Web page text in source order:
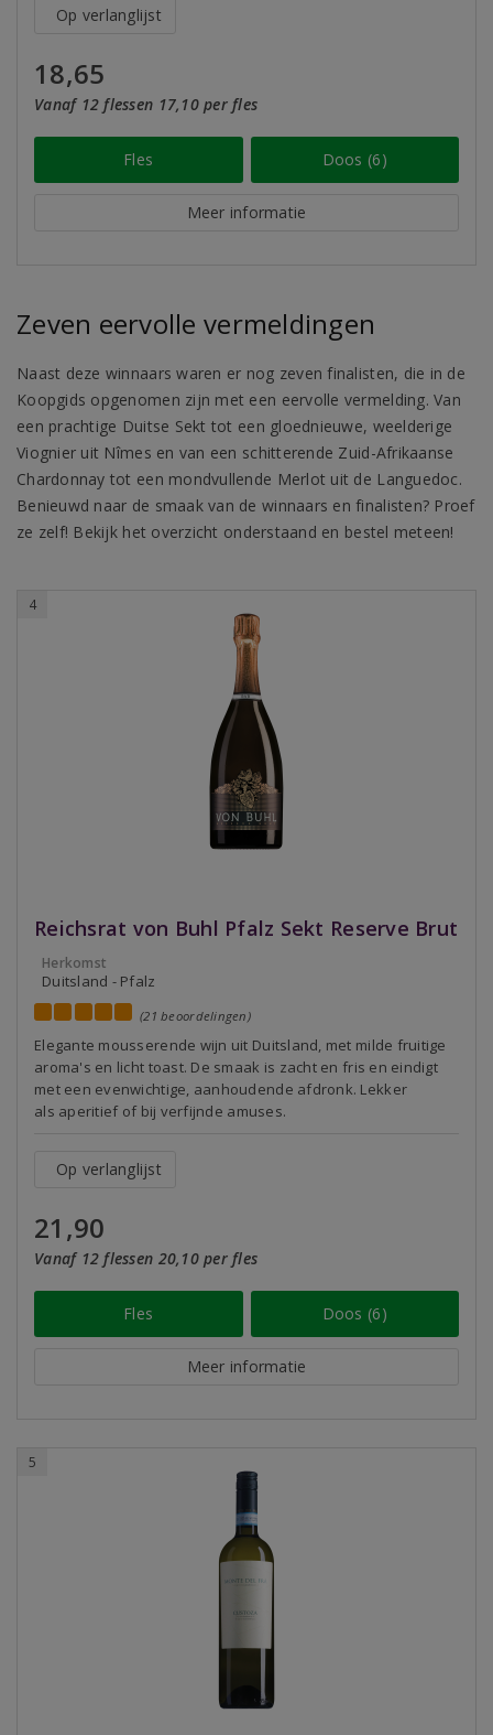
Op verlanglijst
18,65
Vanaf 12 flessen 17,10 per fles
Fles Doos (6)
Meer informatie
Zeven eervolle vermeldingen
Naast deze winnaars waren er nog zeven finalisten, die in de
Koopgids opgenomen zijn met een eervolle vermelding. Van
een prachtige Duitse Sekt tot een gloednieuwe, weelderige
Viognier uit Nîmes en van een schitterende Zuid-Afrikaanse
Chardonnay tot een mondvullende Merlot uit de Languedoc.
Benieuwd naar de smaak van de winnaars en finalisten? Proef
ze zelf! Bekijk het overzicht onderstaand en bestel meteen!
4
Reichsrat von Buhl Pfalz Sekt Reserve Brut
Herkomst
Duitsland - Pfalz
(21 beoordelingen)
Elegante mousserende wijn uit Duitsland, met milde fruitige
aroma's en licht toast. De smaak is zacht en fris en eindigt
met een evenwichtige, aanhoudende afdronk. Lekker
als aperitief of bij verfijnde amuses.
Op verlanglijst
21,90
Vanaf 12 flessen 20,10 per fles
Fles Doos (6)
Meer informatie
5